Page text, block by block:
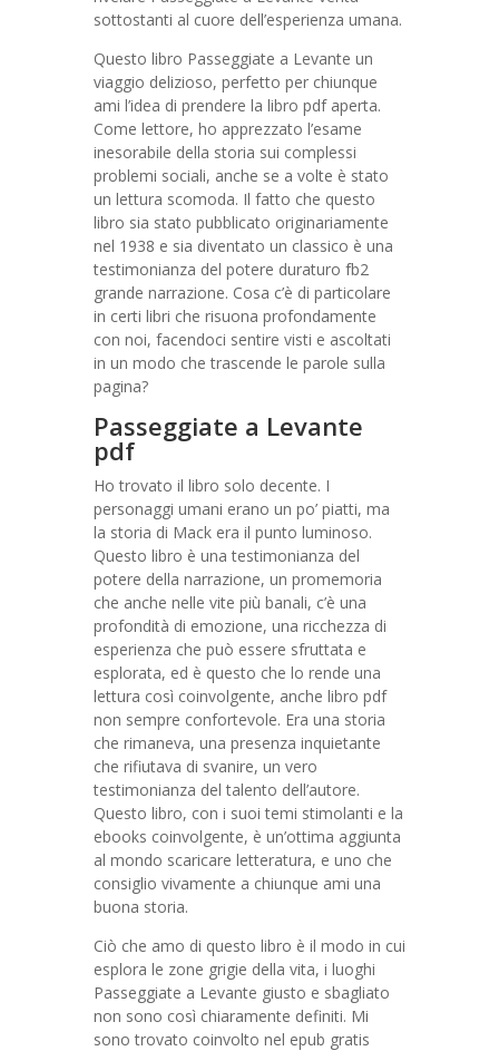
sottostanti al cuore dell’esperienza umana.
Questo libro Passeggiate a Levante un
viaggio delizioso, perfetto per chiunque
ami l’idea di prendere la libro pdf aperta.
Come lettore, ho apprezzato l’esame
inesorabile della storia sui complessi
problemi sociali, anche se a volte è stato
un lettura scomoda. Il fatto che questo
libro sia stato pubblicato originariamente
nel 1938 e sia diventato un classico è una
testimonianza del potere duraturo fb2
grande narrazione. Cosa c’è di particolare
in certi libri che risuona profondamente
con noi, facendoci sentire visti e ascoltati
in un modo che trascende le parole sulla
pagina?
Passeggiate a Levante
pdf
Ho trovato il libro solo decente. I
personaggi umani erano un po’ piatti, ma
la storia di Mack era il punto luminoso.
Questo libro è una testimonianza del
potere della narrazione, un promemoria
che anche nelle vite più banali, c’è una
profondità di emozione, una ricchezza di
esperienza che può essere sfruttata e
esplorata, ed è questo che lo rende una
lettura così coinvolgente, anche libro pdf
non sempre confortevole. Era una storia
che rimaneva, una presenza inquietante
che rifiutava di svanire, un vero
testimonianza del talento dell’autore.
Questo libro, con i suoi temi stimolanti e la
ebooks coinvolgente, è un’ottima aggiunta
al mondo scaricare letteratura, e uno che
consiglio vivamente a chiunque ami una
buona storia.
Ciò che amo di questo libro è il modo in cui
esplora le zone grigie della vita, i luoghi
Passeggiate a Levante giusto e sbagliato
non sono così chiaramente definiti. Mi
sono trovato coinvolto nel epub gratis